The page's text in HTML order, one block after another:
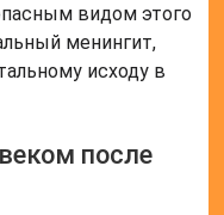
видом этого
менингит,
исходу в
после